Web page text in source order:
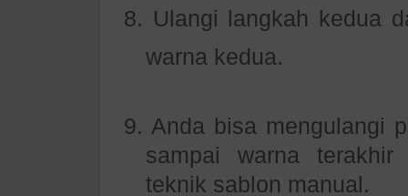
8. Ulangi langkah kedua
warna kedua.
9. Anda bisa mengulangi
sampai warna terakhir
teknik sablon manual.